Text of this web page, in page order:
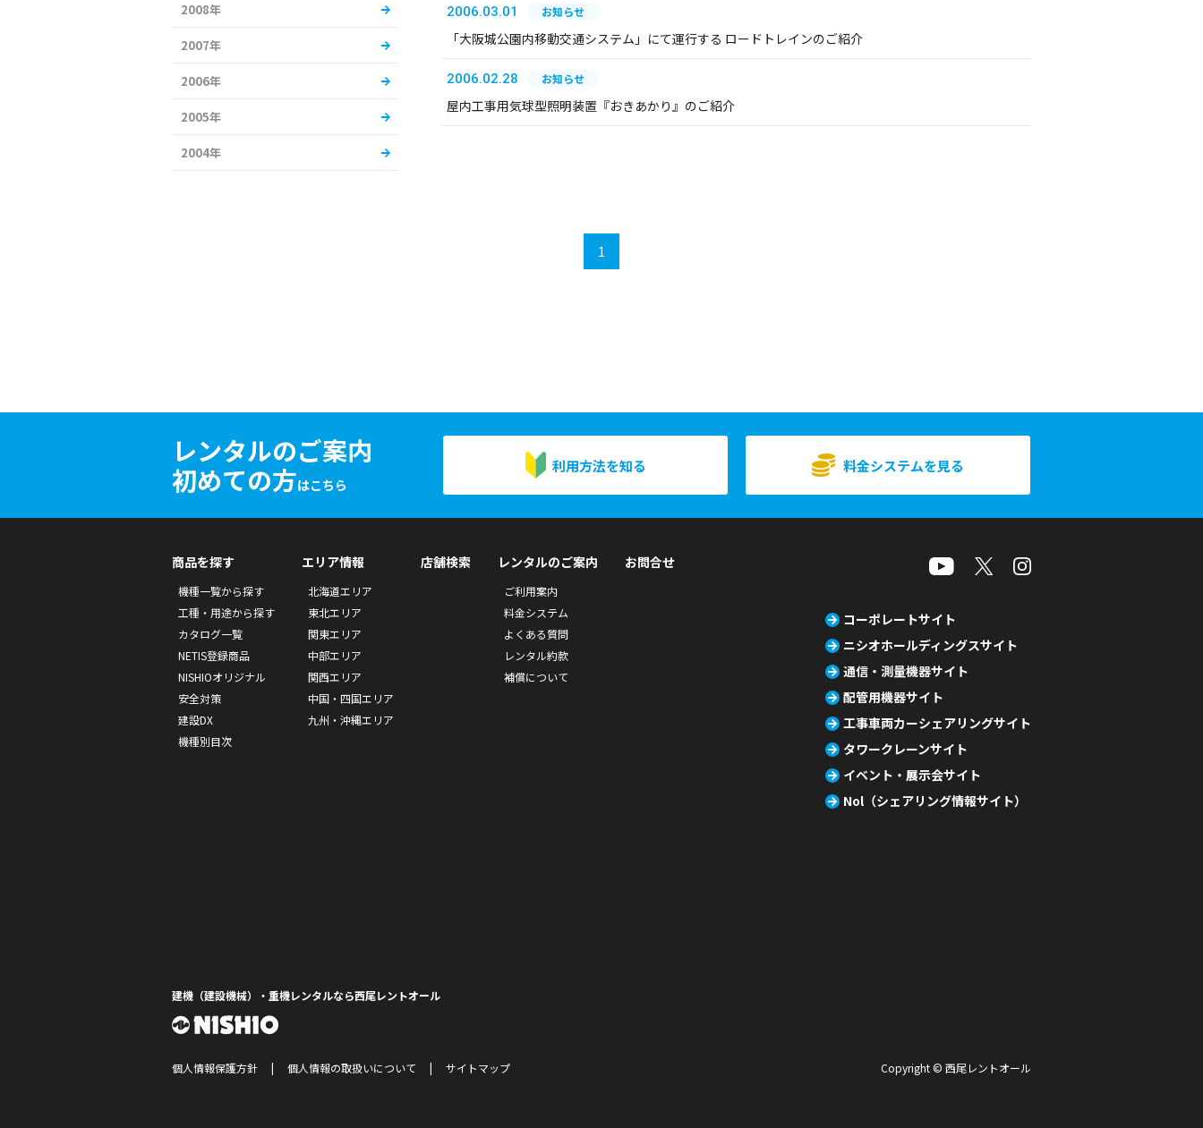
2006.03.01 お知らせ
「大阪城公園内移動交通システム」にて運行する ロードトレインのご紹介
2006.02.28 お知らせ
屋内工事用気球型照明装置『おきあかり』のご紹介
1
2008年
2007年
2006年
2005年
2004年
レンタルのご案内
初めての方はこちら
利用方法を知る 料金システムを見る
商品を探す
機種一覧から探す
工種・用途から探す
カタログ一覧
NETIS登録商品
NISHIOオリジナル
安全対策
建設DX
機種別目次
エリア情報
北海道エリア
東北エリア
関東エリア
中部エリア
関西エリア
中国・四国エリア
九州・沖縄エリア
店舗検索 レンタルのご案内
ご利用案内
料金システム
よくある質問
レンタル約款
補償について
お問合せ
コーポレートサイト
ニシオホールディングスサイト
通信・測量機器サイト
配管用機器サイト
工事車両カーシェアリングサイト
タワークレーンサイト
イベント・展示会サイト
Nol（シェアリング情報サイト）
建機（建設機械）・重機レンタルなら西尾レントオール
個人情報保護方針 個人情報の取扱いについて サイトマップ Copyright © 西尾レントオール